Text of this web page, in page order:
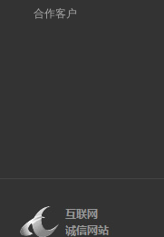
合作客户